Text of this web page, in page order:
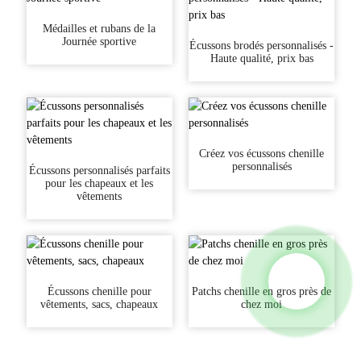
Médailles et rubans de la
Journée sportive
Écussons brodés personnalisés -
Haute qualité, prix bas
Écussons personnalisés parfaits
pour les chapeaux et les
vêtements
Créez vos écussons chenille
personnalisés
Écussons chenille pour
vêtements, sacs, chapeaux
Patchs chenille en gros près de
chez moi